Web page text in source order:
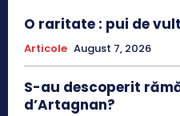
O raritate : pui de
Articole August 7, 2026
S-au descoperit
d’Artagnan?